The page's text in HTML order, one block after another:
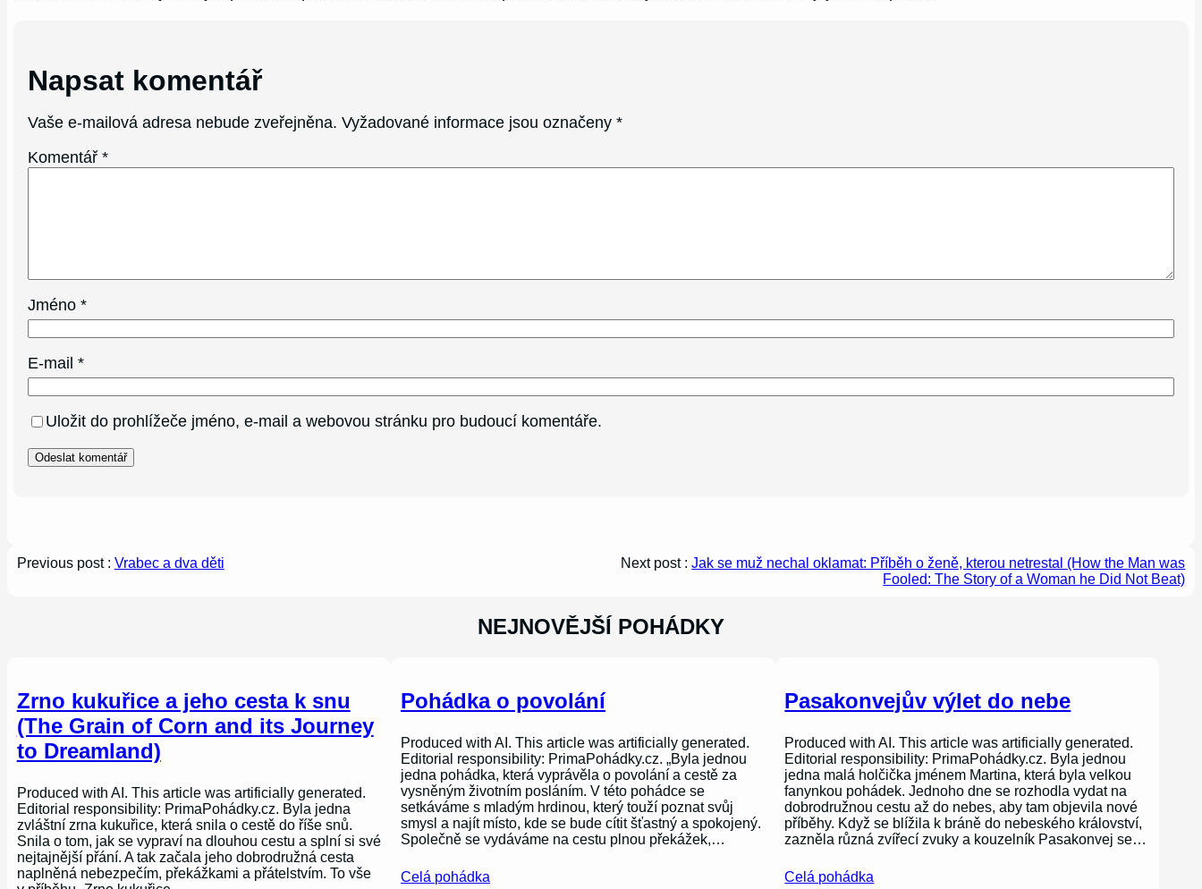
Napsat komentář
Vaše e-mailová adresa nebude zveřejněna. Vyžadované informace jsou označeny*
Komentář*
Jméno*
E-mail*
Uložit do prohlížeče jméno, e-mail a webovou stránku pro budoucí komentáře.
Previous post : Vrabec a dva děti Next post :Jak se muž nechal oklamat: Příběh o ženě, kterou netrestal (How the Man was
Fooled: The Story of a Woman he Did Not Beat)
NEJNOVĚJŠÍ POHÁDKY
Zrno kukuřice a jeho cesta k snu
(The Grain of Corn and its Journey
to Dreamland)
Produced with AI. This article was artificially generated.
Editorial responsibility: PrimaPohádky.cz. Byla jedna
zvláštní zrna kukuřice, která snila o cestě do říše snů.
Snila o tom, jak se vypraví na dlouhou cestu a splní si své
nejtajnější přání. A tak začala jeho dobrodružná cesta
naplněná nebezpečím, překážkami a přátelstvím. To vše
Pohádka o povolání
Produced with AI. This article was artificially generated.
Editorial responsibility: PrimaPohádky.cz. „Byla jednou
jedna pohádka, která vyprávěla o povolání a cestě za
vysněným životním posláním. V této pohádce se
setkáváme s mladým hrdinou, který touží poznat svůj
smysl a najít místo, kde se bude cítit šťastný a spokojený.
Společně se vydáváme na cestu plnou překážek,…
Celá pohádka
Pasakonvejův výlet do nebe
Produced with AI. This article was artificially generated.
Editorial responsibility: PrimaPohádky.cz. Byla jednou
jedna malá holčička jménem Martina, která byla velkou
fanynkou pohádek. Jednoho dne se rozhodla vydat na
dobrodružnou cestu až do nebes, aby tam objevila nové
příběhy. Když se blížila k bráně do nebeského království,
zazněla různá zvířecí zvuky a kouzelník Pasakonvej se…
Celá pohádka